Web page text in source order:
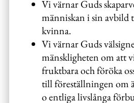
Vi värnar Guds
människan i sin avbild
kvinna.
Vi värnar Guds
mänskligheten om att
fruktbara och föröka
till föreställningen om
o entliga livslånga